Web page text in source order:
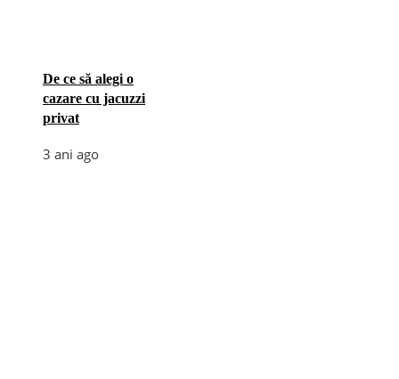
De ce să alegi o
cazare cu jacuzzi
privat
3 ani ago